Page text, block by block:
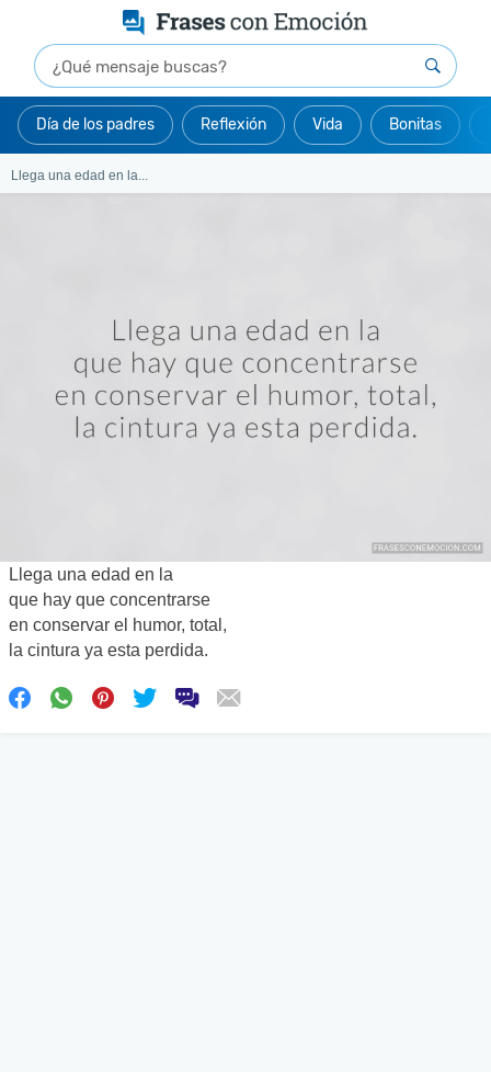
Día de los padres Reflexión Vida Bonitas
Llega una edad en la...
Llega una edad en la
que hay que concentrarse
en conservar el humor, total,
la cintura ya esta perdida.